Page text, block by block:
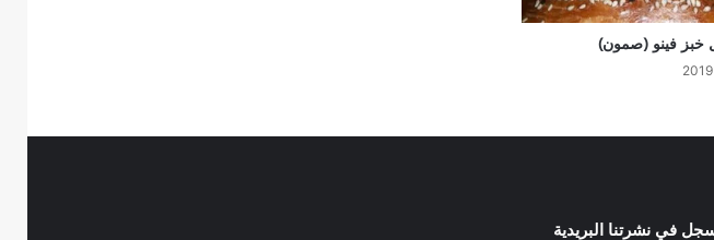
خبز فينو (صمون)
في نشرتنا البريدية